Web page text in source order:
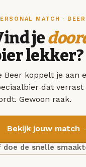
MATCH ·
je
lekker?
Beer koppelt je aan
dat
Gewoon raak.
Bekijk jouw match
doe de snelle